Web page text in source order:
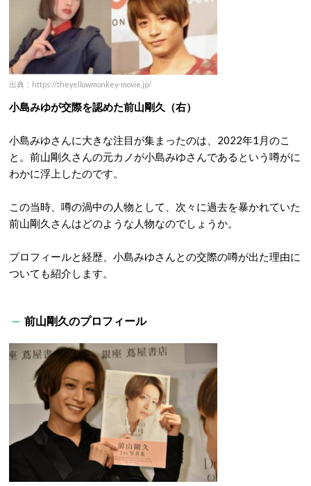
出典：https://theyellowmonkey-movie.jp/
小島みゆが交際を認めた前山剛久（右）
小島みゆさんに大きな注目が集まったのは、2022年1月のこ
と。前山剛久さんの元カノが小島みゆさんであるという噂がに
わかに浮上したのです。
この当時、噂の渦中の人物として、次々に過去を暴かれていた
前山剛久さんはどのような人物なのでしょうか。
プロフィールと経歴、小島みゆさんとの交際の噂が出た理由に
ついても紹介します。
前山剛久のプロフィール